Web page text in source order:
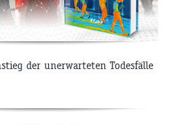
der unerwarteten Todesfälle